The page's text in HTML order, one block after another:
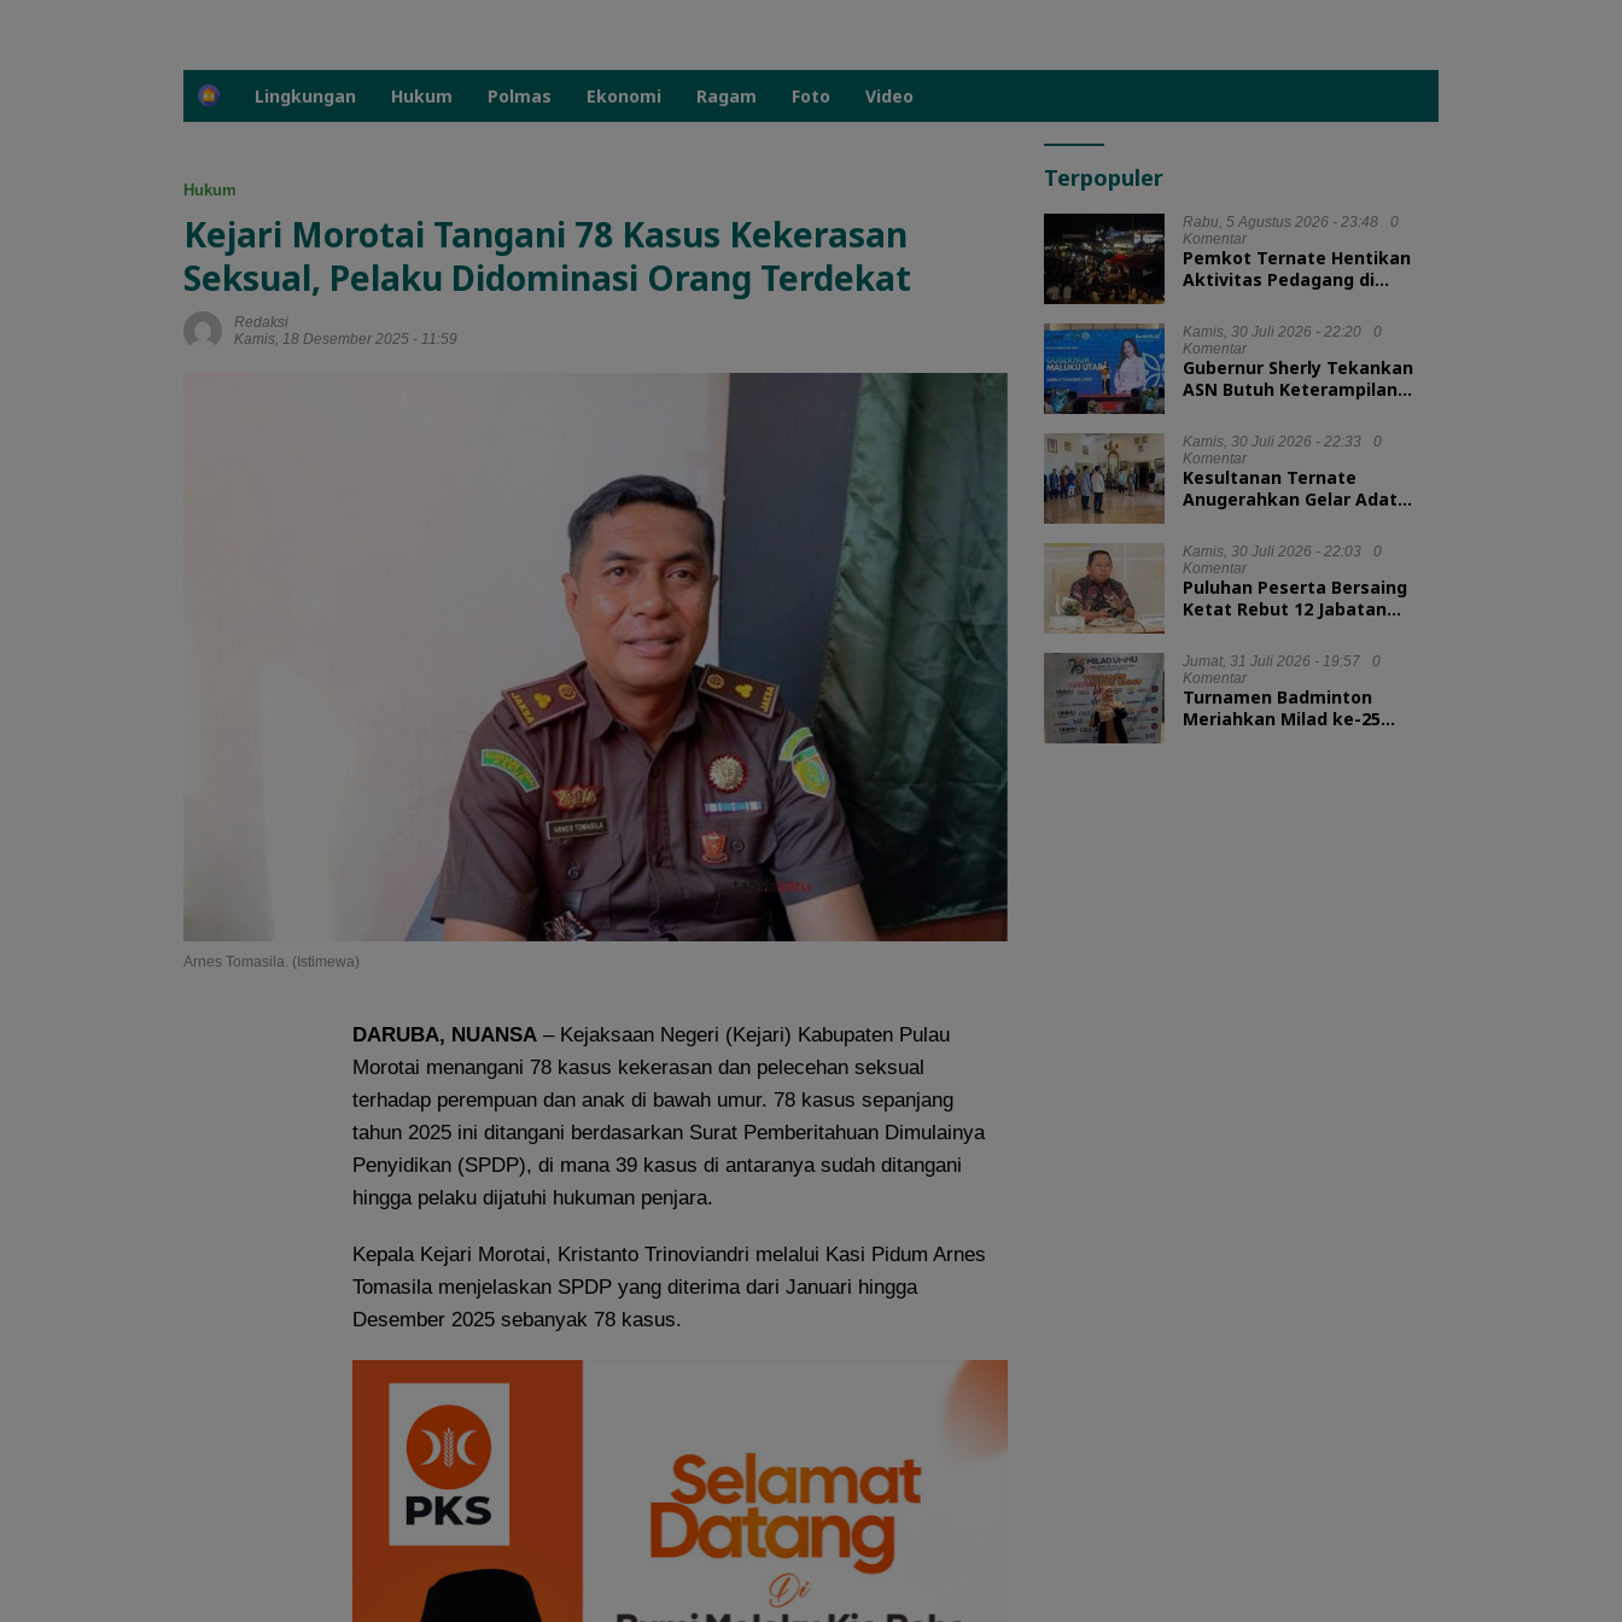
H
Lingkungan Hukum Polmas Ekonomi Ragam Foto Video
Hukum
Kejari Morotai Tangani 78 Kasus Kekerasan
Seksual, Pelaku Didominasi Orang Terdekat
Redaksi
Kamis, 18 Desember 2025 - 11:59
Arnes Tomasila. (Istimewa)
DARUBA, NUANSA – Kejaksaan Negeri (Kejari) Kabupaten Pulau
Morotai menangani 78 kasus kekerasan dan pelecehan seksual
terhadap perempuan dan anak di bawah umur. 78 kasus sepanjang
tahun 2025 ini ditangani berdasarkan Surat Pemberitahuan Dimulainya
Penyidikan (SPDP), di mana 39 kasus di antaranya sudah ditangani
hingga pelaku dijatuhi hukuman penjara.
Kepala Kejari Morotai, Kristanto Trinoviandri melalui Kasi Pidum Arnes
Tomasila menjelaskan SPDP yang diterima dari Januari hingga
Desember 2025 sebanyak 78 kasus.
Terpopuler
Rabu, 5 Agustus 2026 - 23:48
0
Komentar
Pemkot Ternate Hentikan
Aktivitas Pedagang di
RI
Kamis, 30 Juli 2026 - 22:20
0
Komentar
Gubernur Sherly Tekankan
ASN Butuh Keterampilan
Kamis, 30 Juli 2026 - 22:33
0
Komentar
Kesultanan Ternate
Anugerahkan Gelar Adat
Kepala LAN RI
Kamis, 30 Juli 2026 - 22:03
0
Komentar
Puluhan Peserta Bersaing
Ketat Rebut 12 Jabatan
Jumat, 31 Juli 2026 - 19:57
0
Komentar
Turnamen Badminton
Meriahkan Milad ke-25